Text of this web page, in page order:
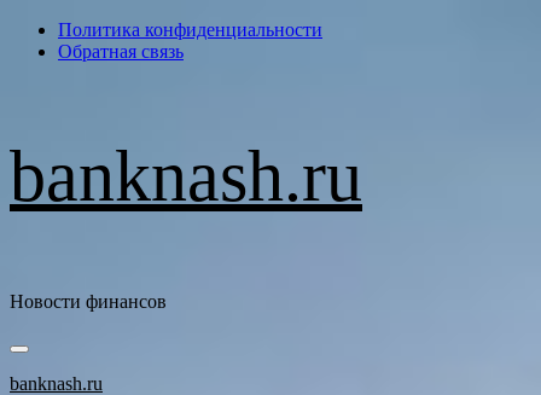
ПерейтиПолитика конфиденциальности
Обратная связь
banknash.ru
Новости финансов
Основное
меню
banknash.ru